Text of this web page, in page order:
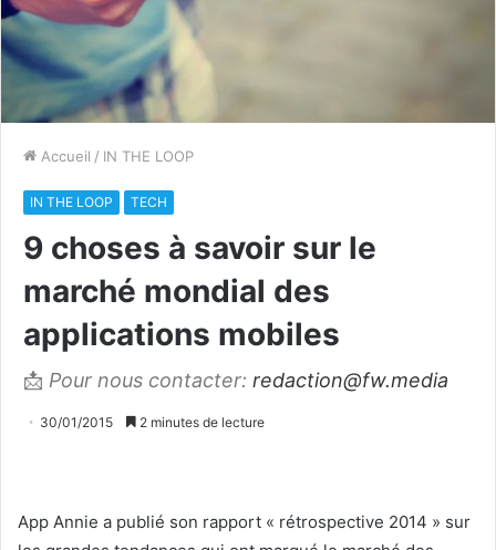
Accueil / IN THE LOOP
IN THE LOOP TECH
9 choses à savoir sur le
marché mondial des
applications mobiles
📩 Pour nous contacter: redaction@fw.media
30/01/2015 2 minutes de lecture
App Annie a publié son rapport « rétrospective 2014 » sur